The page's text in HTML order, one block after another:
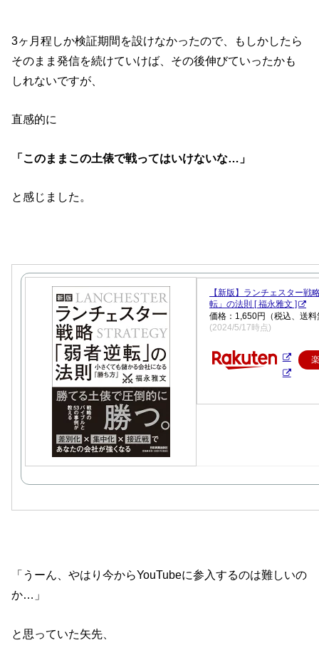
3ヶ月程しか検証期間を設けなかったので、もしかしたら
そのまま発信を続けていけば、その後伸びていったかも
しれないですが、
直感的に
「このままこの土俵で戦ってはいけないな…」
と感じました。
【新版】ランチェスター戦
転」の法則 [ 福永雅文 ]
価格：1,650円（税込、送料
(2024/5/17時点)
「うーん、やはり今からYouTubeに参入するのは難しいの
か…」
と思っていた矢先、